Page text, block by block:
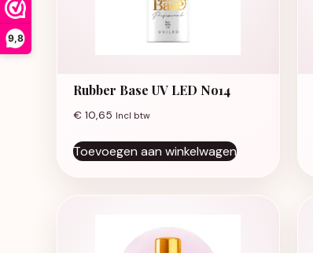
9,8
Rubber Base UV LED No14
€ 10,65 Incl btw
Toevoegen aan winkelwagen